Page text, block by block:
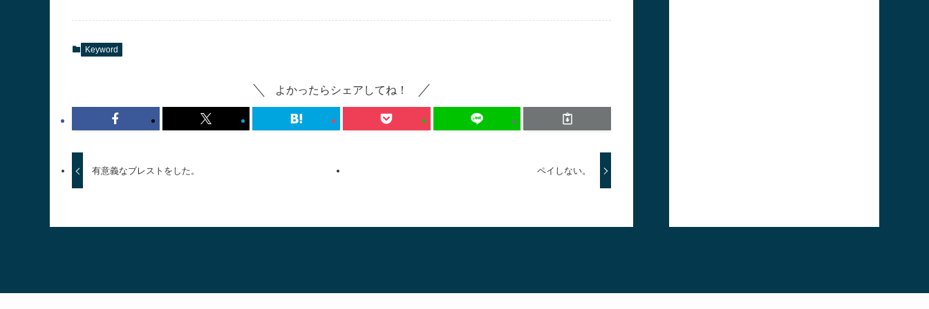
矢
Keyword
よかったらシェアしてね！
有意義なブレストをした。 ペイしない。